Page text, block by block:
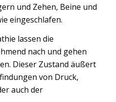
und Zehen, Beine und
eingeschlafen.
lassen die
nach und gehen
Dieser Zustand äußert
von Druck,
auch der